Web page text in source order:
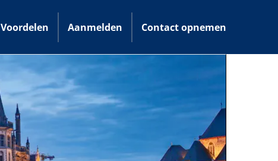
Voordelen Aanmelden Contact opnemen